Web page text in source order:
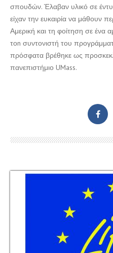
σπουδών. Έλαβαν υλικό σε
είχαν την ευκαιρία να μάθουν
Αμερική και τη φοίτηση σε ένα
τοn συντονιστή του
πρόσφατα βρέθηκε ως
πανεπιστήμιο UMass.